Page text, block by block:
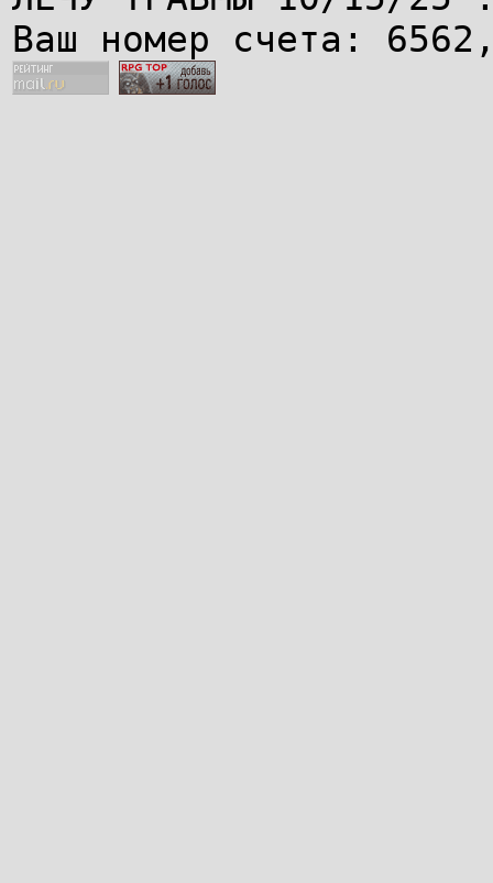
Ваш номер счета: